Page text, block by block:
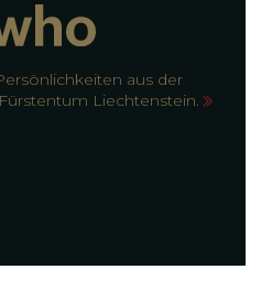
aus der
Liechtenstein.